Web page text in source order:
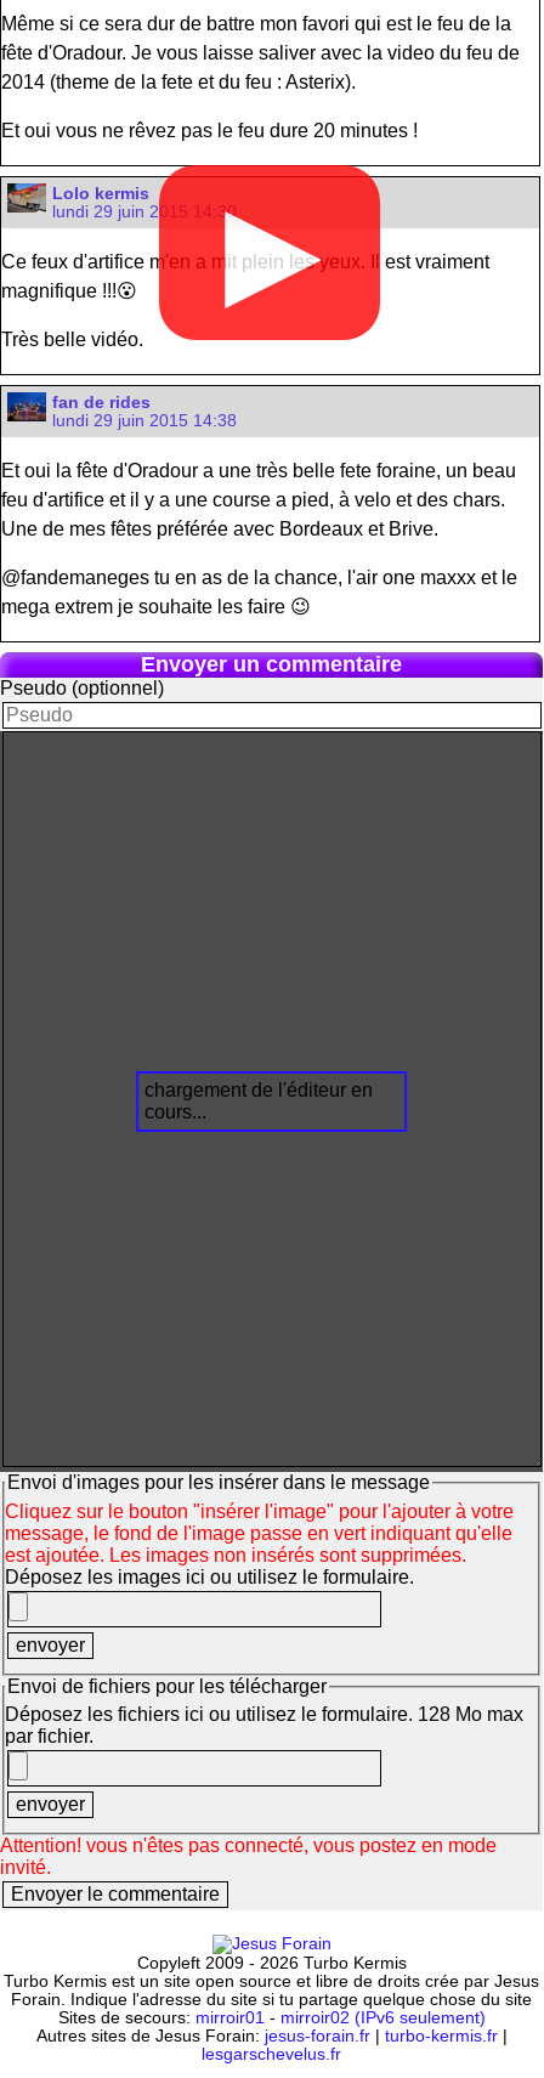
Même si ce sera dur de battre mon favori qui est le feu de la
fête d'Oradour. Je vous laisse saliver avec la video du feu de
2014 (theme de la fete et du feu : Asterix).
Et oui vous ne rêvez pas le feu dure 20 minutes !
▶
Lolo kermis
lundi 29 juin 2015 14:30
Ce feux d'artifice m'en a mit plein les yeux. Il est vraiment
magnifique !!!😮
Très belle vidéo.
fan de rides
lundi 29 juin 2015 14:38
Et oui la fête d'Oradour a une très belle fete foraine, un beau
feu d'artifice et il y a une course a pied, à velo et des chars.
Une de mes fêtes préférée avec Bordeaux et Brive.
@fandemaneges tu en as de la chance, l'air one maxxx et le
mega extrem je souhaite les faire 😉
Envoyer un commentaire
Pseudo (optionnel)
chargement de l'éditeur en
cours...
Envoi d'images pour les insérer dans le message
Cliquez sur le bouton "insérer l'image" pour l'ajouter à votre
message, le fond de l'image passe en vert indiquant qu'elle
est ajoutée. Les images non insérés sont supprimées.
Déposez les images ici ou utilisez le formulaire.
Envoi de fichiers pour les télécharger
Déposez les fichiers ici ou utilisez le formulaire. 128 Mo max
par fichier.
Attention! vous n'êtes pas connecté, vous postez en mode
invité.
Copyleft 2009 - 2026 Turbo Kermis
Turbo Kermis est un site open source et libre de droits crée par Jesus
Forain. Indique l'adresse du site si tu partage quelque chose du site
Sites de secours: mirroir01- mirroir02 (IPv6 seulement)
Autres sites de Jesus Forain: jesus-forain.fr| turbo-kermis.fr|
lesgarschevelus.fr